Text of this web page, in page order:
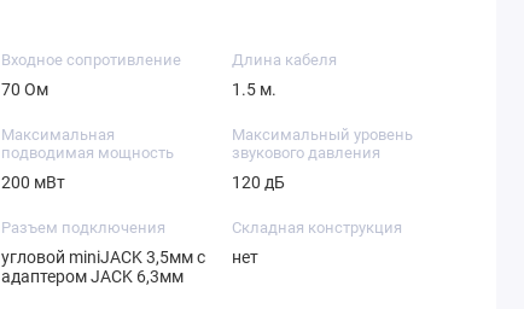
Входное сопротивление
70 Ом
Длина кабеля
1.5 м.
Максимальная
подводимая мощность
200 мВт
Максимальный уровень
звукового давления
120 дБ
Разъем подключения
угловой miniJACK 3,5мм с
адаптером JACK 6,3мм
Складная конструкция
нет